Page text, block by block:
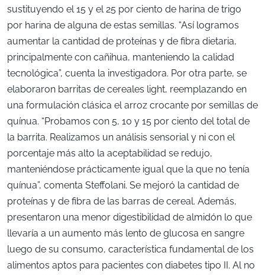
sustituyendo el 15 y el 25 por ciento de harina de trigo
por harina de alguna de estas semillas. “Así logramos
aumentar la cantidad de proteínas y de fibra dietaria,
principalmente con cañihua, manteniendo la calidad
tecnológica”, cuenta la investigadora. Por otra parte, se
elaboraron barritas de cereales light, reemplazando en
una formulación clásica el arroz crocante por semillas de
quínua. “Probamos con 5, 10 y 15 por ciento del total de
la barrita. Realizamos un análisis sensorial y ni con el
porcentaje más alto la aceptabilidad se redujo,
manteniéndose prácticamente igual que la que no tenía
quínua”, comenta Steffolani. Se mejoró la cantidad de
proteínas y de fibra de las barras de cereal. Además,
presentaron una menor digestibilidad de almidón lo que
llevaría a un aumento más lento de glucosa en sangre
luego de su consumo, característica fundamental de los
alimentos aptos para pacientes con diabetes tipo II. Al no